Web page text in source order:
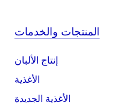
المنتجات والخدمات
إنتاج الألبان
الأغذية
الأغذية الجديدة